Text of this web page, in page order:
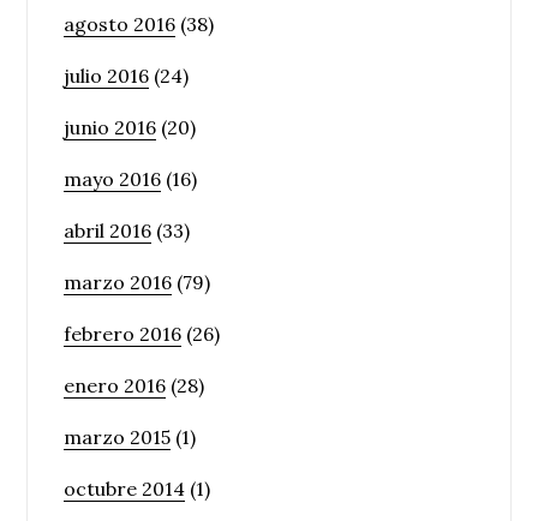
agosto 2016 (38)
julio 2016 (24)
junio 2016 (20)
mayo 2016 (16)
abril 2016 (33)
marzo 2016 (79)
febrero 2016 (26)
enero 2016 (28)
marzo 2015 (1)
octubre 2014 (1)